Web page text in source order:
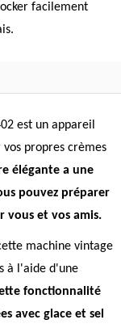
facilement
est un appareil
propres crèmes
élégante a une
pouvez préparer
vous et vos amis.
machine vintage
à l'aide d'une
fonctionnalité
avec glace et sel